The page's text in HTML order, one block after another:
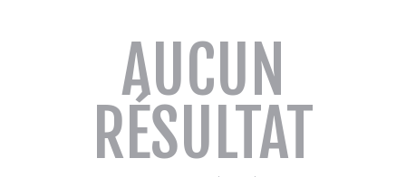
RUGBY LOISIR
MECENAT
LA BOUTIQUE DU CLUB
AUCUN
RÉSULTAT